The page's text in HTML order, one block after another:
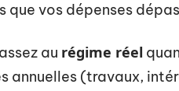
que vos dépenses
au régime réel
annuelles (travaux,